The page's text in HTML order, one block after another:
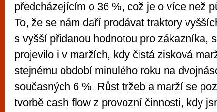
předcházejícím o 36 %, což je o více než
To, že se nám daří prodávat traktory
s vyšší přidanou hodnotou pro zákazníka,
projevilo i v maržích, kdy čistá zisková
stejnému období minulého roku na
současných 6 %. Růst tržeb a marží se
tvorbě cash flow z provozní činnosti, kdy